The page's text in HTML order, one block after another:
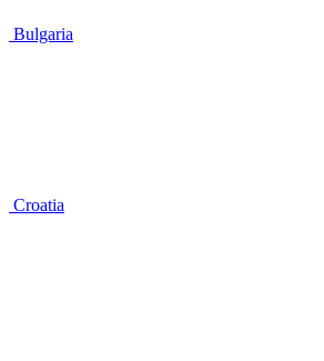
Bulgaria
Croatia